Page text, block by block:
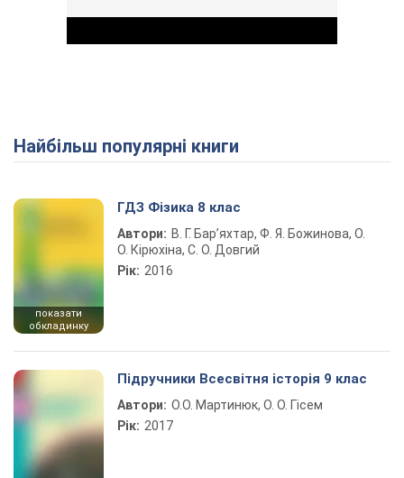
Play Video
Найбільш популярні книги
показати
обкладинку
ГДЗ Фізика 8 клас
Автори: В. Г. Бар’яхтар, Ф. Я. Божинова, О.
О. Кірюхіна, С. О. Довгий
Рік: 2016
Підручники Всесвітня історія 9 клас
Автори: О.О. Мартинюк, О. О. Гісем
Рік: 2017